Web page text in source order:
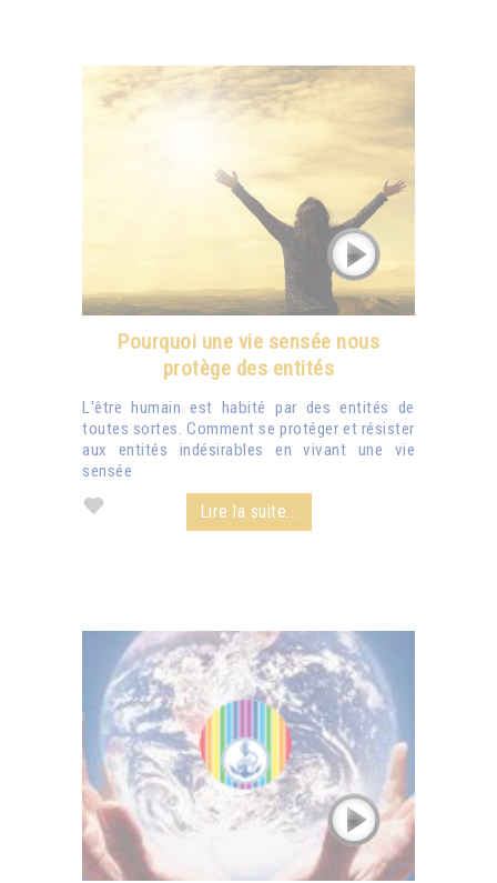
Pourquoi une vie sensée nous
protège des entités
L'être humain est habité par des entités de
toutes sortes. Comment se protéger et résister
aux entités indésirables en vivant une vie
sensée
Lire la suite...